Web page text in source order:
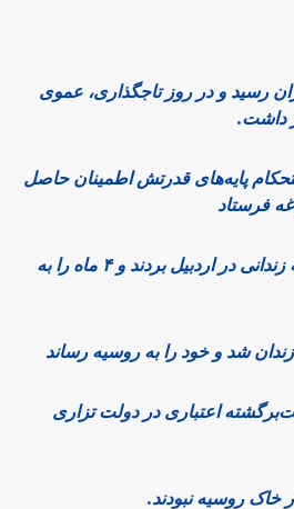
رسید و در روز تاجگذاری، عموی
داشت.
پایه‌های قدرتش اطمینان حاصل
فرستاد
بعداز شش ماه هم او را به زندانی در اردبیل بردند و ۴ ماه را به
شد و خود را به روسیه رساند
اعتباری در دولت تزاری
خاک روسیه نبودند.